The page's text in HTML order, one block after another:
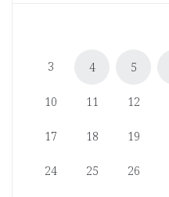
3 4 5
10 11 12
17 18 19
24 25 26